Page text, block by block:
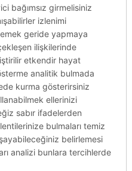
bağımsız girmelisiniz
izlenimi
geride yapmaya
ilişkilerinde
etkendir hayat
analitik bulmada
kurma gösterirsiniz
ellerinizi
sabır ifadelerden
bulmaları temiz
belirlemesi
analizi bunlara tercihlerde